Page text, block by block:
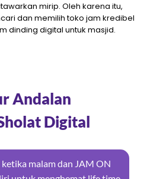
mirip. Oleh karena itu,
dan memilih toko jam kredibel
dinding digital untuk masjid.
Andalan
Digital
malam dan JAM ON